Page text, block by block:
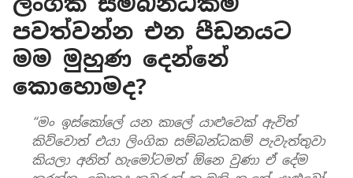
පවත්වන්න එන පීඩනයට
මම මුහුණ දෙන්නේ
කොහොමද?
“මං ඉස්කෝලේ යන කාලේ යාළුවෙක් ඇවිත්
කිව්වොත් එයා ලිංගික සම්බන්ධකම් පැවැත්තුවා
කියලා අනිත් හැමෝටමත් ඕනෙ වුණා ඒ දේම